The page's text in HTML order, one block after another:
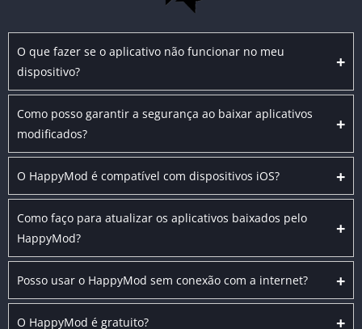
+
O que fazer se o aplicativo não funcionar no meu
dispositivo?
+
Como posso garantir a segurança ao baixar aplicativos
modificados?
+
O HappyMod é compatível com dispositivos iOS?
+
Como faço para atualizar os aplicativos baixados pelo
HappyMod?
+
Posso usar o HappyMod sem conexão com a internet?
+
O HappyMod é gratuito?